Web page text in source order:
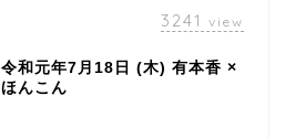
3241 view
令和元年7月18日 (木) 有本香 ×
ほんこん